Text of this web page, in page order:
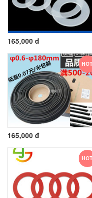
165,000 đ
HOT
165,000 đ
HOT